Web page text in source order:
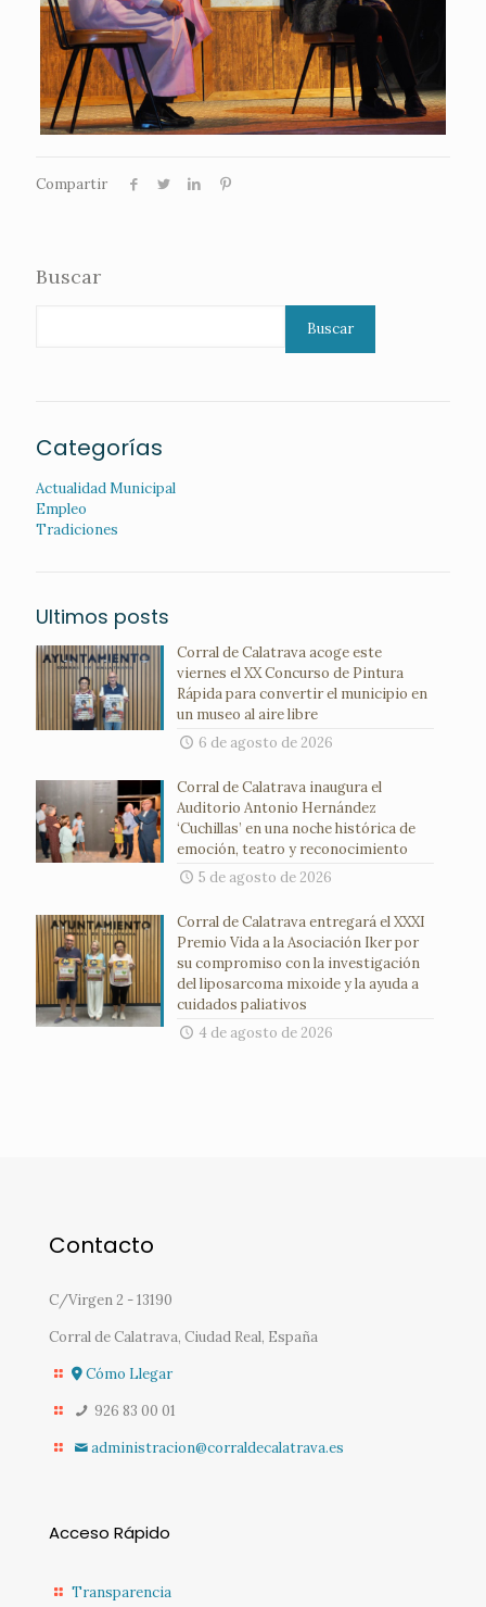
Compartir
Buscar
Buscar
Categorías
Actualidad Municipal
Empleo
Tradiciones
Ultimos posts
Corral de Calatrava acoge este
viernes el XX Concurso de Pintura
Rápida para convertir el municipio en
un museo al aire libre
6 de agosto de 2026
Corral de Calatrava inaugura el
Auditorio Antonio Hernández
‘Cuchillas’ en una noche histórica de
emoción, teatro y reconocimiento
5 de agosto de 2026
Corral de Calatrava entregará el XXXI
Premio Vida a la Asociación Iker por
su compromiso con la investigación
del liposarcoma mixoide y la ayuda a
cuidados paliativos
4 de agosto de 2026
Contacto
C/Virgen 2 - 13190
Corral de Calatrava, Ciudad Real, España
Cómo Llegar
926 83 00 01
administracion@corraldecalatrava.es
Acceso Rápido
Transparencia